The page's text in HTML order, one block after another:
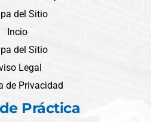
del Sitio
Incio
del Sitio
Legal
de Privacidad
Práctica